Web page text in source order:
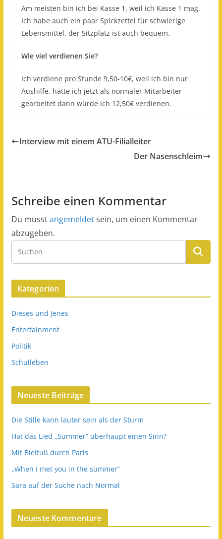
Am meisten bin ich bei Kasse 1, weil ich Kasse 1 mag.
Ich habe auch ein paar Spickzettel für schwierige
Lebensmittel, der Sitzplatz ist auch bequem.
Wie viel verdienen Sie?
Ich verdiene pro Stunde 9,50-10€, weil ich bin nur
Aushilfe, hätte ich jetzt als normaler Mitarbeiter
gearbeitet dann würde ich 12,50€ verdienen.
Interview mit einem ATU-Filialleiter
Der Nasenschleim
Schreibe einen Kommentar
Du musstangemeldetsein, um einen Kommentar
abzugeben.
Kategorien
Dieses und Jenes
Entertainment
Politik
Schulleben
Neueste Beiträge
Die Stille kann lauter sein als der Sturm
Hat das Lied „Summer“ überhaupt einen Sinn?
Mit Bleifuß durch Paris
„When i met you in the summer”
Sara auf der Suche nach Normal
Neueste Kommentare